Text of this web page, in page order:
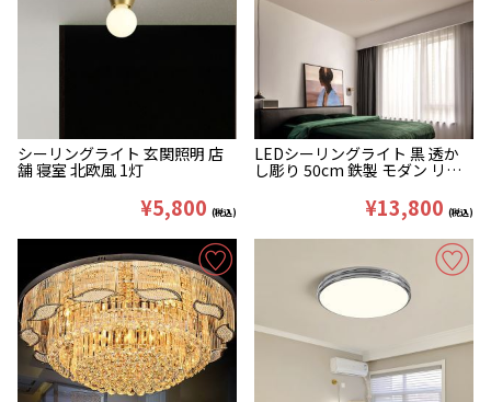
シーリングライト 玄関照明 店
舗 寝室 北欧風 1灯
¥5,800 (税込)
LEDシーリングライト 黒 透か
し彫り 50cm 鉄製 モダン リビ
¥13,800 (税込)